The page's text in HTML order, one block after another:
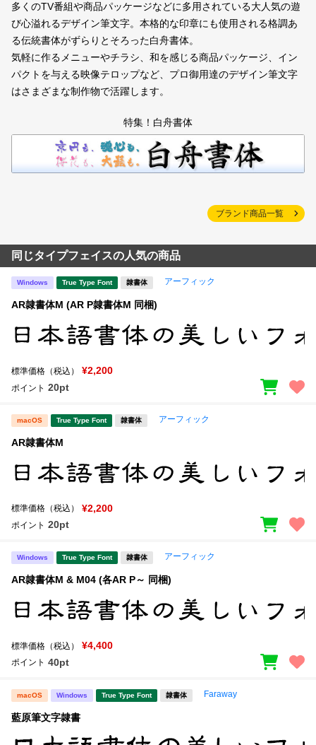
多くのTV番組や商品パッケージなどに多用されている大人気の遊
び心溢れるデザイン筆文字。本格的な印章にも使用される格調あ
る伝統書体がずらりとそろった白舟書体。
気軽に作るメニューやチラシ、和を感じる商品パッケージ、イン
パクトを与える映像テロップなど、プロ御用達のデザイン筆文字
はさまざまな制作物で活躍します。
特集！白舟書体
ブランド商品一覧
同じタイプフェイスの人気の商品
Windows True Type Font 隷書体 アーフィック
AR隷書体M (AR P隷書体M 同梱)
標準価格（税込） ¥2,200
ポイント 20pt
macOS True Type Font 隷書体 アーフィック
AR隷書体M
標準価格（税込） ¥2,200
ポイント 20pt
Windows True Type Font 隷書体 アーフィック
AR隷書体M & M04 (各AR P～ 同梱)
標準価格（税込） ¥4,400
ポイント 40pt
macOS Windows True Type Font 隷書体 Faraway
藍原筆文字隷書